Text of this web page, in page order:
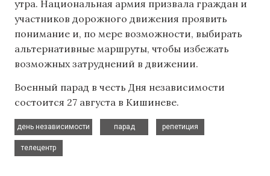
утра. Национальная армия призвала граждан и
участников дорожного движения проявить
понимание и, по мере возможности, выбирать
альтернативные маршруты, чтобы избежать
возможных затруднений в движении.
Военный парад в честь Дня независимости
состоится 27 августа в Кишиневе.
день независимости
парад
репетиция
телецентр